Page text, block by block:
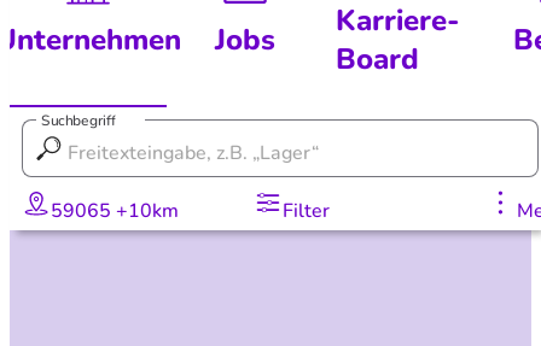
Jobs
Karriere-
Board
Suchbegriff
59065 +10km Filter